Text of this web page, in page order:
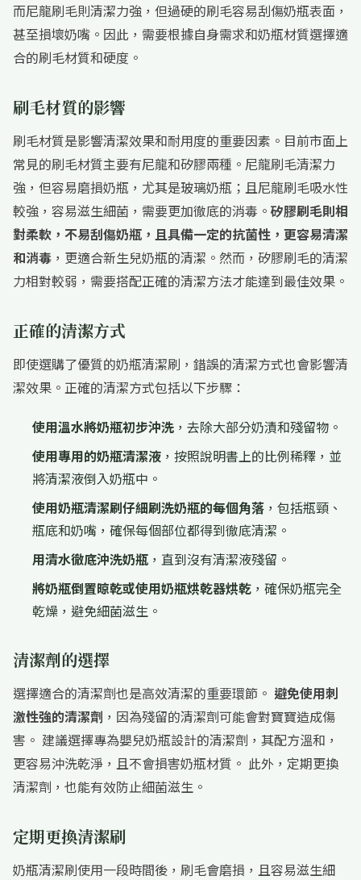
而尼龍刷毛則清潔力強，但過硬的刷毛容易刮傷奶瓶表面，
甚至損壞奶嘴。因此，需要根據自身需求和奶瓶材質選擇適
合的刷毛材質和硬度。
刷毛材質的影響
刷毛材質是影響清潔效果和耐用度的重要因素。目前市面上
常見的刷毛材質主要有尼龍和矽膠兩種。尼龍刷毛清潔力
強，但容易磨損奶瓶，尤其是玻璃奶瓶；且尼龍刷毛吸水性
較強，容易滋生細菌，需要更加徹底的消毒。 矽膠刷毛則相
對柔軟，不易刮傷奶瓶，且具備一定的抗菌性，更容易清潔
和消毒 ，更適合新生兒奶瓶的清潔。然而，矽膠刷毛的清潔
力相對較弱，需要搭配正確的清潔方法才能達到最佳效果。
正確的清潔方式
即使選購了優質的奶瓶清潔刷，錯誤的清潔方式也會影響清
潔效果。正確的清潔方式包括以下步驟：
使用溫水將奶瓶初步沖洗 ，去除大部分奶漬和殘留物。
使用專用的奶瓶清潔液 ，按照說明書上的比例稀釋，並
將清潔液倒入奶瓶中。
使用奶瓶清潔刷仔細刷洗奶瓶的每個角落 ，包括瓶頸、
瓶底和奶嘴，確保每個部位都得到徹底清潔。
用清水徹底沖洗奶瓶 ，直到沒有清潔液殘留。
將奶瓶倒置晾乾或使用奶瓶烘乾器烘乾 ，確保奶瓶完全
乾燥，避免細菌滋生。
清潔劑的選擇
選擇適合的清潔劑也是高效清潔的重要環節。 避免使用刺
激性強的清潔劑 ，因為殘留的清潔劑可能會對寶寶造成傷
害。 建議選擇專為嬰兒奶瓶設計的清潔劑，其配方溫和，
更容易沖洗乾淨，且不會損害奶瓶材質。 此外，定期更換
清潔劑，也能有效防止細菌滋生。
定期更換清潔刷
奶瓶清潔刷使用一段時間後，刷毛會磨損，且容易滋生細